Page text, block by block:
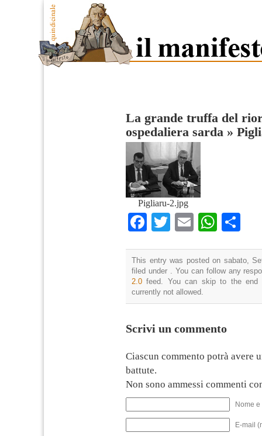
La grande truffa del
ospedaliera sarda »
Pigliaru-2.jpg
Facebook
TwitterEmail
This entry was posted on sabato,
filed under . You can follow any
2.0 feed. You can skip to the end
currently not allowed.
Scrivi un commento
Ciascun commento potrà avere
battute.
Non sono ammessi commenti
Nome
E-mail